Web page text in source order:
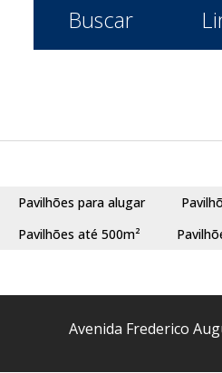
Buscar
Pavilhões para alugar
Pavilhões até 500m²
Avenida Frederico